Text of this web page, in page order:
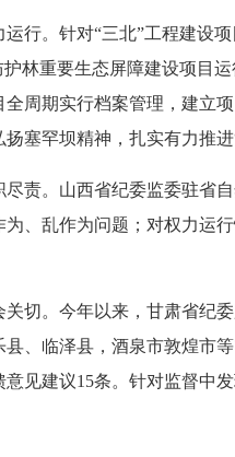
。针对“三北”工程建设项
护林重要生态屏障建设项目
周期实行档案管理，建立
塞罕坝精神，扎实有力推
。山西省纪委监委驻省自
、乱作为问题；对权力运
。今年以来，甘肃省纪委
、临泽县，酒泉市敦煌市
见建议15条。针对监督中